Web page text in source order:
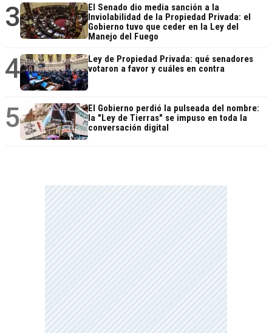
3
El Senado dio media sanción a la
Inviolabilidad de la Propiedad Privada: el
Gobierno tuvo que ceder en la Ley del
Manejo del Fuego
4
Ley de Propiedad Privada: qué senadores
votaron a favor y cuáles en contra
5
El Gobierno perdió la pulseada del nombre:
la "Ley de Tierras" se impuso en toda la
conversación digital